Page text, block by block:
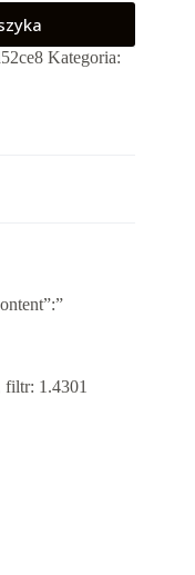
Kategoria:
filtr: 1.4301